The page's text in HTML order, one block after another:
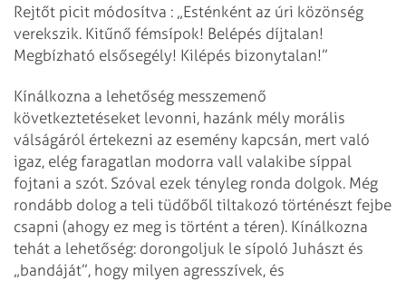
Rejtőt picit módosítva : „Esténként az úri közönség
verekszik. Kitűnő fémsípok! Belépés díjtalan!
Megbízható elsősegély! Kilépés bizonytalan!”
Kínálkozna a lehetőség messzemenő
következtetéseket levonni, hazánk mély morális
válságáról értekezni az esemény kapcsán, mert való
igaz, elég faragatlan modorra vall valakibe síppal
fojtani a szót. Szóval ezek tényleg ronda dolgok. Még
rondább dolog a teli tüdőből tiltakozó történészt fejbe
csapni (ahogy ez meg is történt a téren). Kínálkozna
tehát a lehetőség: dorongoljuk le sípoló Juhászt és
„bandáját”, hogy milyen agresszívek, és